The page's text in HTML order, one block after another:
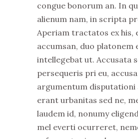
congue bonorum an. In
alienum nam, in scripta
Aperiam tractatos ex his,
accumsan, duo
intellegebat ut. Accusata
persequeris pri eu,
argumentum disputationi
erant urbanitas sed ne,
laudem id, nonumy
mel everti ocurreret,